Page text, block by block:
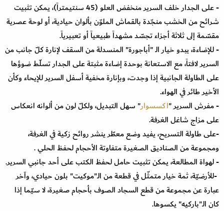
- على الجدار خلف السرير منخفض العلو (45 سنتيمتراً)، يمكن تثبيت
شرائح من الخشب منجّدة بالقماش الملوّن بألوان حيادية، أو لوحة عصرية
مقسّمة إلى ثلاثة أجزاء تجسّد مشهداً طبيعياً أو تعبيرياً.
- للإضاءة، يبدو خيار الـ "أباجورة" المنسدلة من السقف لإنارة كلّ جانب من
السرير لافتاً، مع الاستعانة بوحدة إضاءة مثبتة على الجدار تسلّط ضوؤها
على الطاولة الجانبية إذا وجدت، وبإنارة مخفية أسفل السرير للإيحاء وكأن
الأخير طائر في الهواء.
- مفرش السرير "اكسسوار" سهل التبديل، ولكلّ لون من ألوانه انعكاس
على مزاج شاغل الغرفة.
-على طاولة التسريح، يفيد وضع معطّر ينشر روائح زكية في الغرفة،
ومجموعة من الصناديق الصغيرة متفاوتة الأحجام لحفظ الحلي.
- لهواة المطالعة، يمكن تثبيت حامل لحفظ الكتب على أحد جانبي السرير.
-للأرضيّة، ثمة خيار متمثّل في قطعة من الـ"موكيت" بلون حيادي، وآخر
عبارة عن مجموعة من قطع السجاد الصوف بأحجام صغيرة، لا سيّما إذا
كان الـ"باركيه" يكسوها.